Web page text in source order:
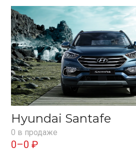
Hyundai Santafe
0 в продаже
0–0 ₽